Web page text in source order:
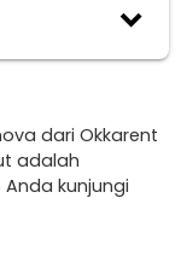
keyboard_arrow_down
dari Okkarent
adalah
kunjungi